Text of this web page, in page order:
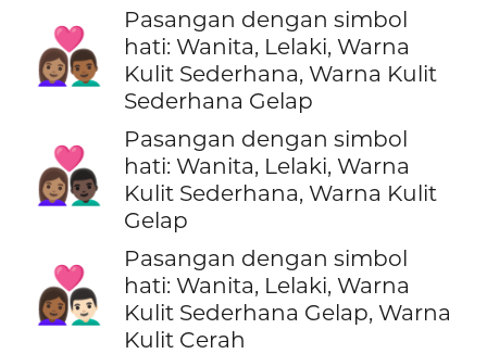
👩🏽‍❤️‍👨🏾
Pasangan dengan simbol
hati: Wanita, Lelaki, Warna
Kulit Sederhana, Warna Kulit
Sederhana Gelap
👩🏽‍❤️‍👨🏿
Pasangan dengan simbol
hati: Wanita, Lelaki, Warna
Kulit Sederhana, Warna Kulit
Gelap
👩🏾‍❤️‍👨🏻
Pasangan dengan simbol
hati: Wanita, Lelaki, Warna
Kulit Sederhana Gelap, Warna
Kulit Cerah